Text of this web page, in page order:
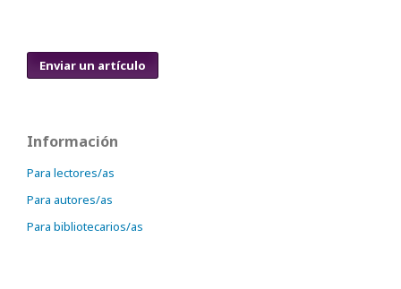
Enviar un artículo
Información
Para lectores/as
Para autores/as
Para bibliotecarios/as